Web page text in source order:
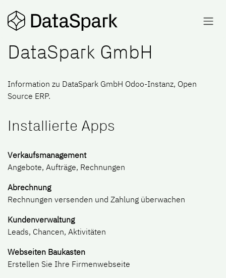
DataSpark GmbH
Information zu DataSpark GmbH Odoo-Instanz, Open
Source ERP.
Installierte Apps
Verkaufsmanagement
Angebote, Aufträge, Rechnungen
Abrechnung
Rechnungen versenden und Zahlung überwachen
Kundenverwaltung
Leads, Chancen, Aktivitäten
Webseiten Baukasten
Erstellen Sie Ihre Firmenwebseite